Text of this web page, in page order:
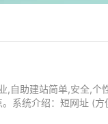
自助建站简单,安全,个
系统介绍：短网址 (